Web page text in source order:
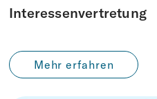
Interessenvertretung
Mehr erfahren